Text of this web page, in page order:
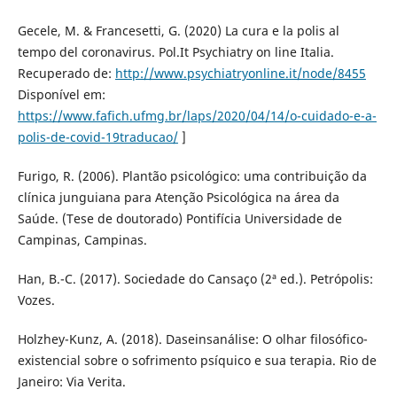
Gecele, M. & Francesetti, G. (2020) La cura e la polis al
tempo del coronavirus. Pol.It Psychiatry on line Italia.
Recuperado de: http://www.psychiatryonline.it/node/8455
Disponível em:
https://www.fafich.ufmg.br/laps/2020/04/14/o-cuidado-e-a-
polis-de-covid-19traducao/]
Furigo, R. (2006). Plantão psicológico: uma contribuição da
clínica junguiana para Atenção Psicológica na área da
Saúde. (Tese de doutorado) Pontifícia Universidade de
Campinas, Campinas.
Han, B.-C. (2017). Sociedade do Cansaço (2ª ed.). Petrópolis:
Vozes.
Holzhey-Kunz, A. (2018). Daseinsanálise: O olhar filosófico-
existencial sobre o sofrimento psíquico e sua terapia. Rio de
Janeiro: Via Verita.